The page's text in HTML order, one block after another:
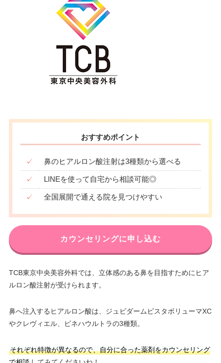
おすすめポイント
✓ 鼻のヒアルロン酸注射は3種類から選べる
✓ LINEを使って自宅から相談可能◎
✓ 全国展開で通える院を見つけやすい
カウンセリングに申し込む
TCB東京中央美容外科では、立体感のある鼻を目指すためにヒア
ルロン酸注射が受けられます。
鼻へ注入するヒアルロン酸は、ジュビダームビスタボリューマXC
やクレヴィエル、ピネハウルトラの3種類。
それぞれ特徴が異なるので、自分に合った薬剤をカウンセリング